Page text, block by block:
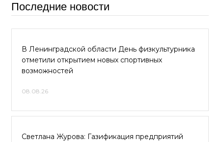
Последние новости
В Ленинградской области День физкультурника
отметили открытием новых спортивных
возможностей
08.08.26
Светлана Журова: Газификация предприятий